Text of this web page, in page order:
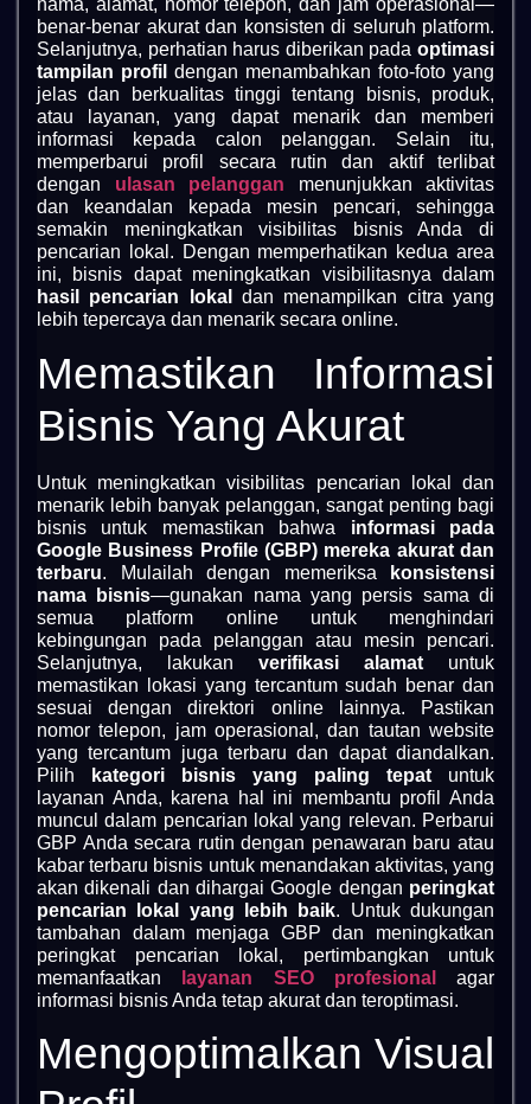
nama, alamat, nomor telepon, dan jam operasional—
benar-benar akurat dan konsisten di seluruh platform.
Selanjutnya, perhatian harus diberikan pada optimasi
tampilan profil dengan menambahkan foto-foto yang
jelas dan berkualitas tinggi tentang bisnis, produk,
atau layanan, yang dapat menarik dan memberi
informasi kepada calon pelanggan. Selain itu,
memperbarui profil secara rutin dan aktif terlibat
dengan ulasan pelanggan menunjukkan aktivitas
dan keandalan kepada mesin pencari, sehingga
semakin meningkatkan visibilitas bisnis Anda di
pencarian lokal. Dengan memperhatikan kedua area
ini, bisnis dapat meningkatkan visibilitasnya dalam
hasil pencarian lokal
dan menampilkan citra yang
lebih tepercaya dan menarik secara online.
Memastikan Informasi
Bisnis Yang Akurat
Untuk meningkatkan visibilitas pencarian lokal dan
menarik lebih banyak pelanggan, sangat penting bagi
bisnis untuk memastikan bahwa informasi pada
Google Business Profile (GBP) mereka akurat dan
terbaru. Mulailah dengan memeriksa
konsistensi
nama bisnis—gunakan nama yang persis sama di
semua platform online untuk menghindari
kebingungan pada pelanggan atau mesin pencari.
Selanjutnya, lakukan verifikasi alamat untuk
memastikan lokasi yang tercantum sudah benar dan
sesuai dengan direktori online lainnya. Pastikan
nomor telepon, jam operasional, dan tautan website
yang tercantum juga terbaru dan dapat diandalkan.
Pilih
kategori bisnis yang paling tepat untuk
layanan Anda, karena hal ini membantu profil Anda
muncul dalam pencarian lokal yang relevan. Perbarui
GBP Anda secara rutin dengan penawaran baru atau
kabar terbaru bisnis untuk menandakan aktivitas, yang
akan dikenali dan dihargai Google dengan peringkat
pencarian lokal yang lebih baik. Untuk dukungan
tambahan dalam menjaga GBP dan meningkatkan
peringkat pencarian lokal, pertimbangkan untuk
memanfaatkan
layanan SEO profesional
agar
informasi bisnis Anda tetap akurat dan teroptimasi.
Mengoptimalkan Visual